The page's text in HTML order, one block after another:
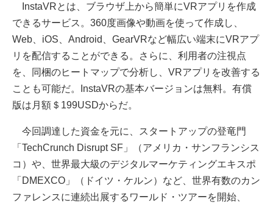
InstaVRとは、ブラウザ上から簡単にVRアプリを作成
できるサービス。360度画像や動画を使って作成し、
Web、iOS、Android、GearVRなど幅広い端末にVRアプ
リを配信することができる。さらに、利用者の注視点
を、同梱のヒートマップで分析し、VRアプリを改善する
ことも可能だ。InstaVRの基本バージョンは無料。有償
版は月額＄199USDからだ。
今回調達した資金を元に、スタートアップの登竜門
「TechCrunch Disrupt SF」（アメリカ・サンフランシス
コ）や、世界最大級のデジタルマーケティングエキスポ
「DMEXCO」（ドイツ・ケルン）など、世界有数のカン
ファレンスに連続出展するワールド・ツアーを開始、